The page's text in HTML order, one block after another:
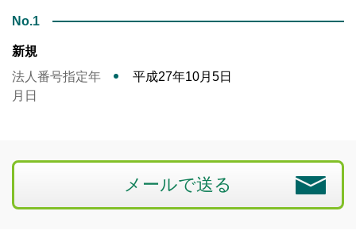
No.1
新規
法人番号指定年
月日
平成27年10月5日
メールで送る